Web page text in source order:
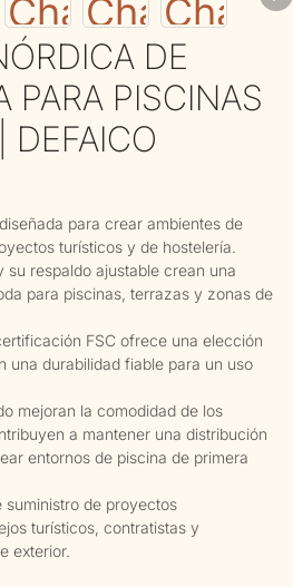
DE
PARA PISCINAS
DEFAICO
para crear ambientes de
turísticos y de hostelería.
su respaldo ajustable crean una
para piscinas, terrazas y zonas de
FSC ofrece una elección
una durabilidad fiable para un uso
mejoran la comodidad de los
a mantener una distribución
entornos de piscina de primera
de proyectos
turísticos, contratistas y
exterior.